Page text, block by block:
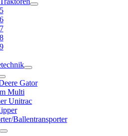
Gator
Multi
Unitrac
Ballentransporter